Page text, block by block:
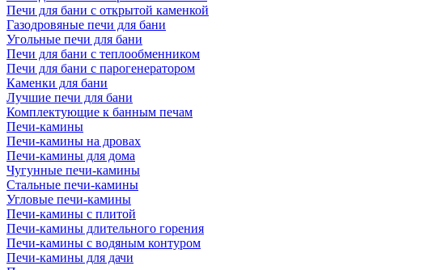
Печи для бани с открытой каменкой
Газодровяные печи для бани
Угольные печи для бани
Печи для бани с теплообменником
Печи для бани с парогенератором
Каменки для бани
Лучшие печи для бани
Комплектующие к банным печам
Печи-камины
Печи-камины на дровах
Печи-камины для дома
Чугунные печи-камины
Стальные печи-камины
Угловые печи-камины
Печи-камины с плитой
Печи-камины длительного горения
Печи-камины с водяным контуром
Печи-камины для дачи